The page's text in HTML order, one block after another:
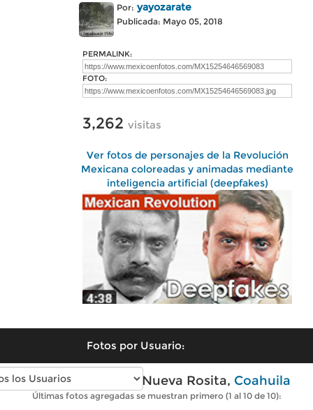
Por: yayozarate
Publicada: Mayo 05, 2018
PERMALINK:
FOTO:
3,262 visitas
Ver fotos de personajes de la Revolución
Mexicana coloreadas y animadas mediante
inteligencia artificial (deepfakes)
Fotos por Usuario:
Fotos antiguas de Nueva Rosita, Coahuila
Últimas fotos agregadas se muestran primero (1 al 10 de 10):